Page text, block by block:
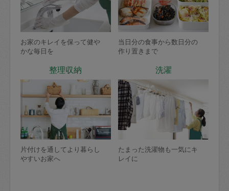
お家のキレイを保って健や
かな毎日を
当日分の食事から数日分の
作り置きまで
整理収納
片付けを通してより暮らし
やすいお家へ
洗濯
たまった洗濯物も一気にキ
レイに